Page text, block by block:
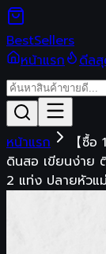
BestSellers
หน้าแรก
ดีล
หน้าแรก
【ซื้
ดินสอ เขียนง่าย
2 แท่ง ปลายหัวแ